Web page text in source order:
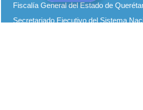
Fiscalía General del Estado de
Secretariado Ejecutivo del Sistema